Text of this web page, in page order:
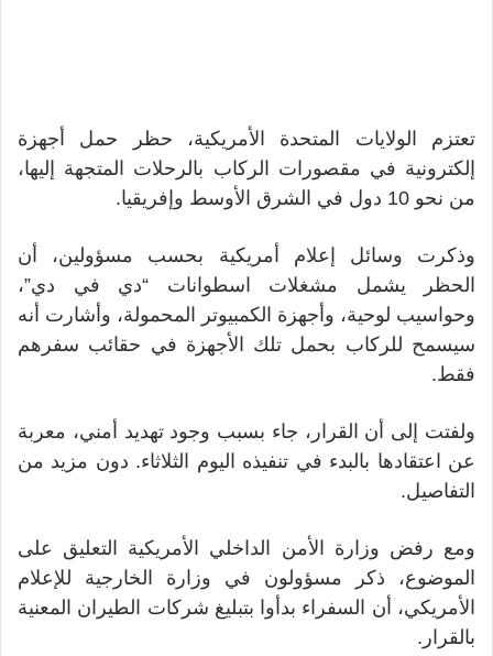
تعتزم الولايات المتحدة الأمريكية، حظر حمل أجهزة
إلكترونية في مقصورات الركاب بالرحلات المتجهة إليها،
من نحو 10 دول في الشرق الأوسط وإفريقيا.
وذكرت وسائل إعلام أمريكية بحسب مسؤولين، أن
الحظر يشمل مشغلات اسطوانات “دي في دي”،
وحواسيب لوحية، وأجهزة الكمبيوتر المحمولة، وأشارت أنه
سيسمح للركاب بحمل تلك الأجهزة في حقائب سفرهم
فقط.
ولفتت إلى أن القرار، جاء بسبب وجود تهديد أمني، معربة
عن اعتقادها بالبدء في تنفيذه اليوم الثلاثاء. دون مزيد من
التفاصيل.
ومع رفض وزارة الأمن الداخلي الأمريكية التعليق على
الموضوع، ذكر مسؤولون في وزارة الخارجية للإعلام
الأمريكي، أن السفراء بدأوا بتبليغ شركات الطيران المعنية
بالقرار.